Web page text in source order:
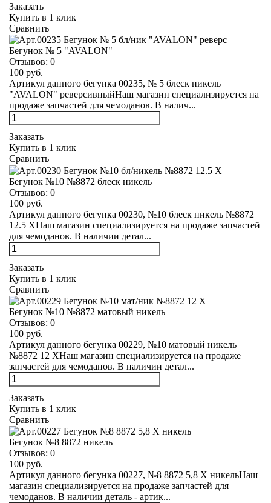
Заказать
Купить в 1 клик
Сравнить
Бегунок № 5 "AVALON"
Отзывов: 0
100 руб.
Артикул данного бегунка 00235, № 5 блеск никель
"AVALON" реверсивныйНаш магазин специализируется на
продаже запчастей для чемоданов. В налич...
Заказать
Купить в 1 клик
Сравнить
Бегунок №10 №8872 блеск никель
Отзывов: 0
100 руб.
Артикул данного бегунка 00230, №10 блеск никель №8872
12.5 XНаш магазин специализируется на продаже запчастей
для чемоданов. В наличии детал...
Заказать
Купить в 1 клик
Сравнить
Бегунок №10 №8872 матовый никель
Отзывов: 0
100 руб.
Артикул данного бегунка 00229, №10 матовый никель
№8872 12 XНаш магазин специализируется на продаже
запчастей для чемоданов. В наличии детал...
Заказать
Купить в 1 клик
Сравнить
Бегунок №8 8872 никель
Отзывов: 0
100 руб.
Артикул данного бегунка 00227, №8 8872 5,8 Х никельНаш
магазин специализируется на продаже запчастей для
чемоданов. В наличии деталь - артик...